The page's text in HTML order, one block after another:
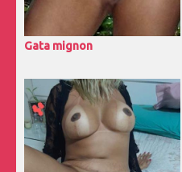
Gata mignon